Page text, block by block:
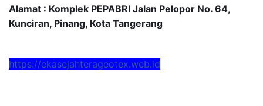
Alamat : Komplek PEPABRI Jalan Pelopor No. 64,
Kunciran, Pinang, Kota Tangerang
https://ekasejahterageotex.web.id